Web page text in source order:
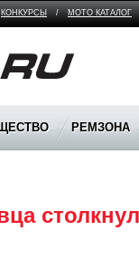
КОНКУРСЫ / МОТО КАТАЛОГ
РЕМЗОНА